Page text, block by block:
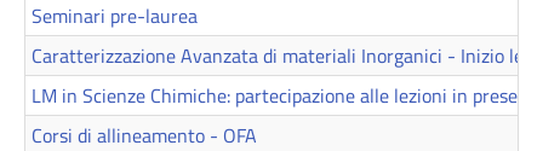
Seminari pre-laurea
Caratterizzazione Avanzata di materiali Inorganici - Inizio
LM in Scienze Chimiche: partecipazione alle lezioni in
Corsi di allineamento - OFA